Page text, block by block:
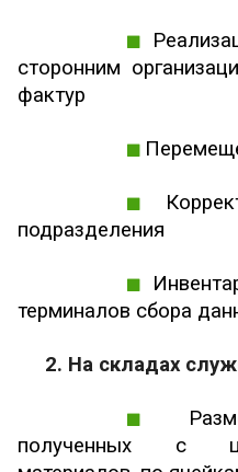
сторонним
фактур
подразделения
терминалов сбора
2. На складах
полученных с